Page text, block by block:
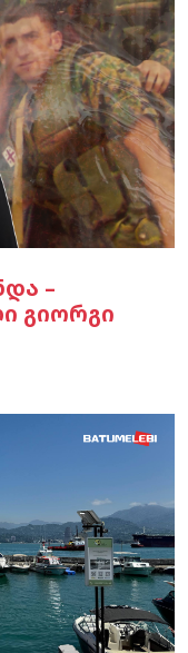
–
გიორგი